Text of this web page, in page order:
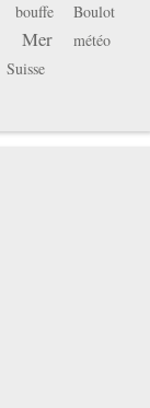
bouffe Boulot
Mer
météo
Suisse